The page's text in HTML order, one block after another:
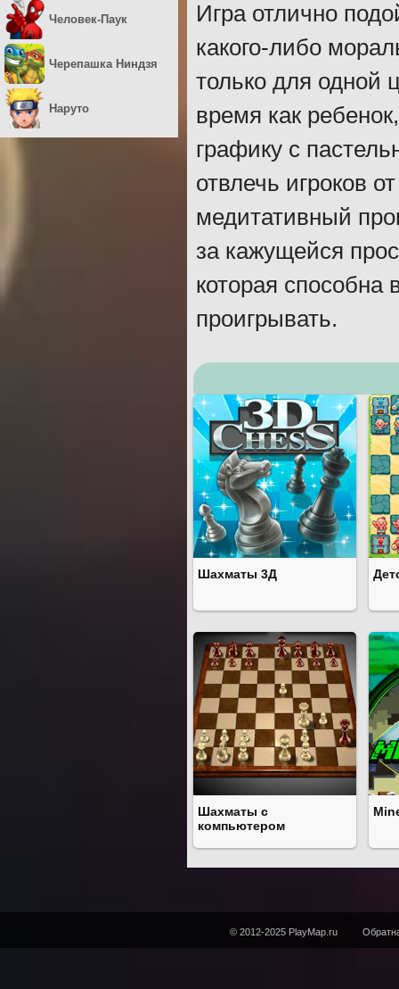
Игра отлично
какого-либо
только для одной
время как
графику с
отвлечь игроков
медитативный
за кажущейся
которая способна
проигрывать.
Шахматы 3Д
Шахматы с
компьютером
Человек-Паук
Черепашка Ниндзя
Наруто
© 2012-2025 PlayMap.ru